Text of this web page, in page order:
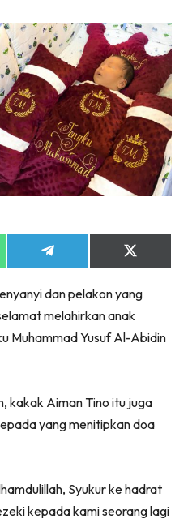
Share
on
Share
on
(Twitter)
dan pelakon yang
melahirkan anak
Muhammad Yusuf Al-Abidin
kakak Aiman Tino itu juga
yang menitipkan doa
Syukur ke hadrat
kepada kami seorang lagi